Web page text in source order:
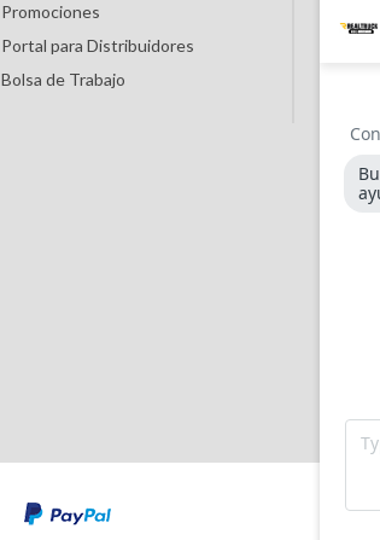
Promociones
Portal para Distribuidores
Bolsa de Trabajo